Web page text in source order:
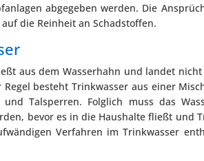
abgegeben werden. Die
die Reinheit an Schadstoffen.
aus dem Wasserhahn und landet
besteht Trinkwasser aus einer
und Talsperren. Folglich muss das
bevor es in die Haushalte fließt und
Verfahren im Trinkwasser